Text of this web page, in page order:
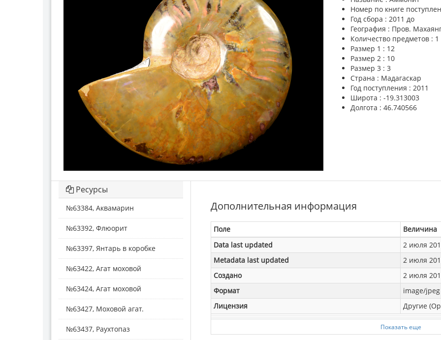
Номер по книге
Год сбора : 2011 до
География : Пров.
Количество предметов : 1
Размер 1 : 12
Размер 2 : 10
Размер 3 : 3
Страна : Мадагаскар
Год поступления : 2011
Широта : -19.313003
Долгота : 46.740566
Дополнительная информация
Поле
Величина
Data last updated
2 июля
Metadata last updated
2 июля
Создано
2 июля
Формат
image/jpeg
Лицензия
Другие
Показать еще
Ресурсы
№63384, Аквамарин
№63392, Флюорит
№63397, Янтарь в коробке
№63422, Агат моховой
№63424, Агат моховой
№63427, Моховой агат.
№63437, Раухтопаз